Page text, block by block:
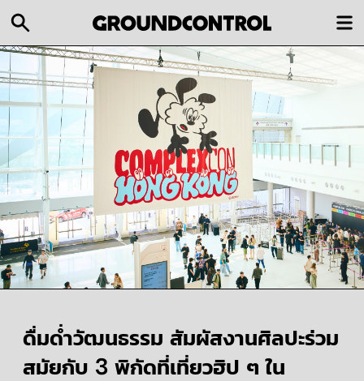
ดื่มด่ำวัฒนธรรม สัมผัสงานศิลปะร่วม
สมัยกับ 3 พิกัดที่เที่ยวฮิป ๆ ใน